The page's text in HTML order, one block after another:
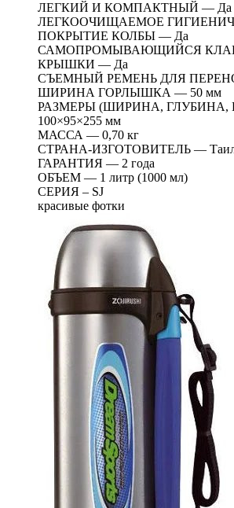
ЛЕГКИЙ И КОМПАКТНЫЙ — Да
ЛЕГКООЧИЩАЕМОЕ
ПОКРЫТИЕ КОЛБЫ — Да
САМОПРОМЫВАЮЩИЙСЯ
КРЫШКИ — Да
СЪЕМНЫЙ РЕМЕНЬ ДЛЯ
ШИРИНА ГОРЛЫШКА — 50 мм
РАЗМЕРЫ (ШИРИНА,
100×95×255 мм
МАССА — 0,70 кг
СТРАНА-ИЗГОТОВИТЕЛЬ —
ГАРАНТИЯ — 2 года
ОБЪЕМ — 1 литр (1000 мл)
СЕРИЯ – SJ
красивые фотки